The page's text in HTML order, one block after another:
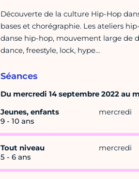
Découverte de la culture Hip-Hop
bases et chorégraphie. Les ateliers
danse hip-hop, mouvement large de
dance, freestyle, lock, hype…
Séances
Du mercredi 14 septembre 2022 au
Jeunes, enfants
9 - 10 ans
mercredi
Tout niveau
5 - 6 ans
mercredi